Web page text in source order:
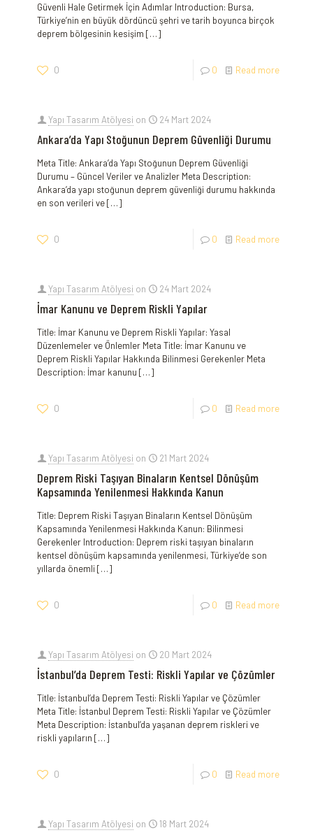
Güvenli Hale Getirmek İçin Adımlar Introduction: Bursa,
Türkiye’nin en büyük dördüncü şehri ve tarih boyunca birçok
deprem bölgesinin kesişim […]
0 0 Read more
Yapı Tasarım Atölyesi on 24 Mart 2024
Ankara’da Yapı Stoğunun Deprem Güvenliği Durumu
Meta Title: Ankara’da Yapı Stoğunun Deprem Güvenliği
Durumu – Güncel Veriler ve Analizler Meta Description:
Ankara’da yapı stoğunun deprem güvenliği durumu hakkında
en son verileri ve[…]
0 0 Read more
Yapı Tasarım Atölyesi on 24 Mart 2024
İmar Kanunu ve Deprem Riskli Yapılar
Title: İmar Kanunu ve Deprem Riskli Yapılar: Yasal
Düzenlemeler ve Önlemler Meta Title: İmar Kanunu ve
Deprem Riskli Yapılar Hakkında Bilinmesi Gerekenler Meta
Description: İmar kanunu […]
0 0 Read more
Yapı Tasarım Atölyesi on 21 Mart 2024
Deprem Riski Taşıyan Binaların Kentsel Dönüşüm
Kapsamında Yenilenmesi Hakkında Kanun
Title: Deprem Riski Taşıyan Binaların Kentsel Dönüşüm
Kapsamında Yenilenmesi Hakkında Kanun: Bilinmesi
Gerekenler Introduction: Deprem riski taşıyan binaların
kentsel dönüşüm kapsamında yenilenmesi, Türkiye’de son
yıllarda önemli […]
0 0 Read more
Yapı Tasarım Atölyesi on 20 Mart 2024
İstanbul’da Deprem Testi: Riskli Yapılar ve Çözümler
Title: İstanbul’da Deprem Testi: Riskli Yapılar ve Çözümler
Meta Title: İstanbul Deprem Testi: Riskli Yapılar ve Çözümler
Meta Description: İstanbul’da yaşanan deprem riskleri ve
riskli yapıların […]
0 0 Read more
Yapı Tasarım Atölyesi on 18 Mart 2024